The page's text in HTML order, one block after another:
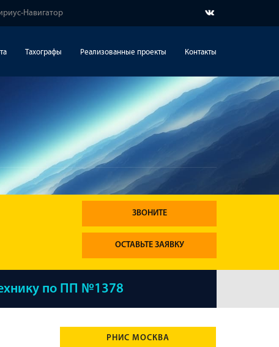
Навигатор
Тахографы Реализованные проекты Контакты
ЗВОНИТЕ
ОСТАВЬТЕ ЗАЯВКУ
по ПП №1378
РНИС МОСКВА